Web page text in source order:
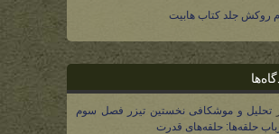
روکش جلد کتاب هابیت
تحلیل و موشکافی نخستین تیزر فصل سوم
حلقه‌ها: حلقه‌های قدرت